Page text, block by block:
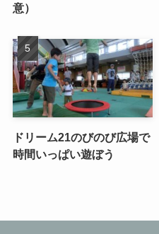
意）
ドリーム21のびのび広場で
時間いっぱい遊ぼう